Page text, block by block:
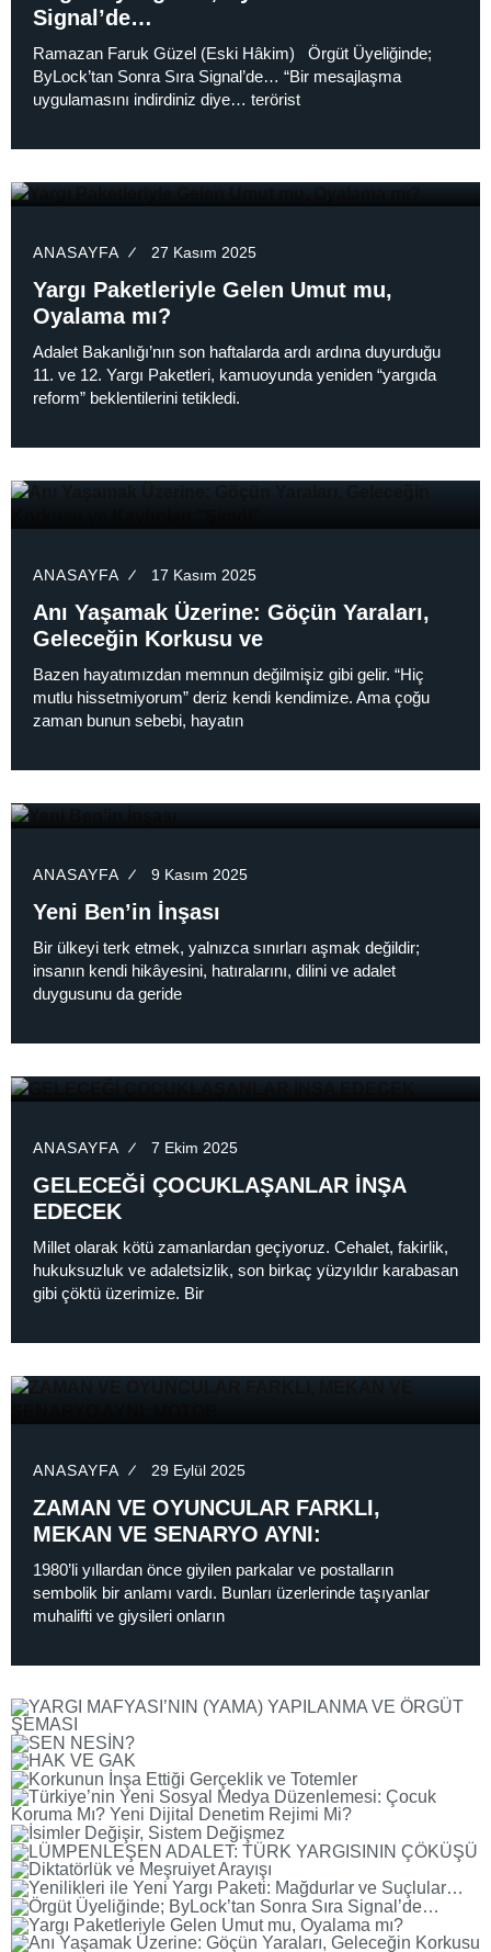
Signal’de…
Ramazan Faruk Güzel (Eski Hâkim) Örgüt Üyeliğinde;
ByLock’tan Sonra Sıra Signal’de… “Bir mesajlaşma
uygulamasını indirdiniz diye… terörist
ANASAYFA 27 Kasım 2025
Yargı Paketleriyle Gelen Umut mu,
Oyalama mı?
Adalet Bakanlığı’nın son haftalarda ardı ardına duyurduğu
11. ve 12. Yargı Paketleri, kamuoyunda yeniden “yargıda
reform” beklentilerini tetikledi.
ANASAYFA 17 Kasım 2025
Anı Yaşamak Üzerine: Göçün Yaraları,
Geleceğin Korkusu ve
Bazen hayatımızdan memnun değilmişiz gibi gelir. “Hiç
mutlu hissetmiyorum” deriz kendi kendimize. Ama çoğu
zaman bunun sebebi, hayatın
ANASAYFA 9 Kasım 2025
Yeni Ben’in İnşası
Bir ülkeyi terk etmek, yalnızca sınırları aşmak değildir;
insanın kendi hikâyesini, hatıralarını, dilini ve adalet
duygusunu da geride
ANASAYFA 7 Ekim 2025
GELECEĞİ ÇOCUKLAŞANLAR İNŞA
EDECEK
Millet olarak kötü zamanlardan geçiyoruz. Cehalet, fakirlik,
hukuksuzluk ve adaletsizlik, son birkaç yüzyıldır karabasan
gibi çöktü üzerimize. Bir
ANASAYFA 29 Eylül 2025
ZAMAN VE OYUNCULAR FARKLI,
MEKAN VE SENARYO AYNI:
1980’li yıllardan önce giyilen parkalar ve postalların
sembolik bir anlamı vardı. Bunları üzerlerinde taşıyanlar
muhalifti ve giysileri onların